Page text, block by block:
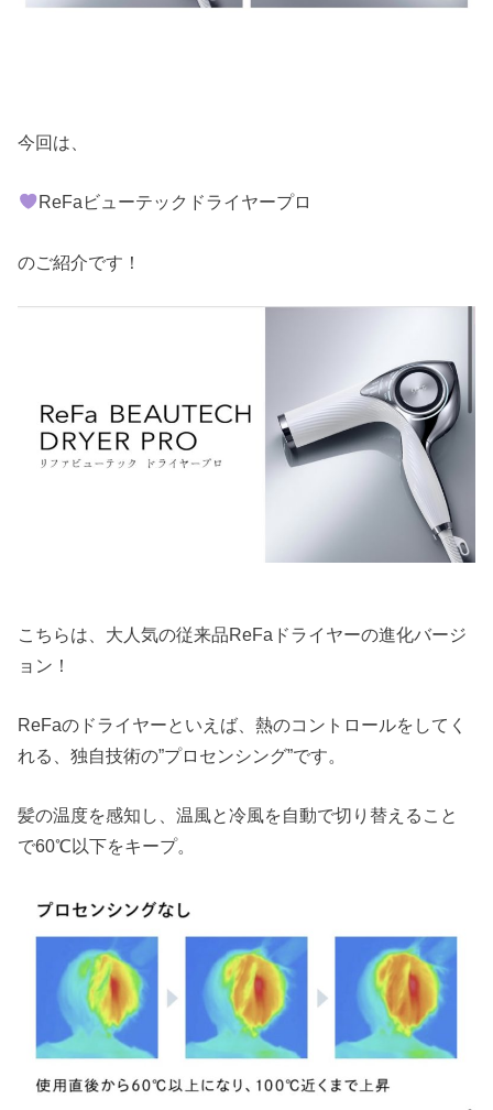
今回は、
ReFaビューテックドライヤープロ
のご紹介です！
こちらは、大人気の従来品ReFaドライヤーの進化バージ
ョン！
ReFaのドライヤーといえば、熱のコントロールをしてく
れる、独自技術の”プロセンシング”です。
髪の温度を感知し、温風と冷風を自動で切り替えること
で60℃以下をキープ。